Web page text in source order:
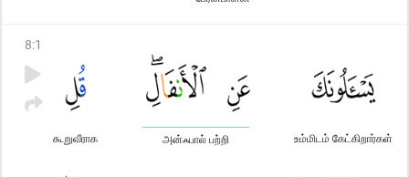
8:1
உம்மிடம் கேட்கிறார்கள்
அன்ஃபால் பற்றி
கூறுவீராக